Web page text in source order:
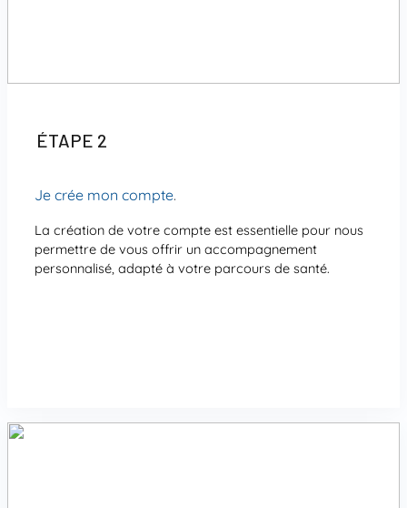
ÉTAPE 2
Je crée mon compte.
La création de votre compte est essentielle pour nous
permettre de vous offrir un accompagnement
personnalisé, adapté à votre parcours de santé.